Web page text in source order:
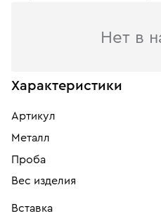
Нет в
Характеристики
Артикул
Металл
Проба
Вес изделия
Вставка